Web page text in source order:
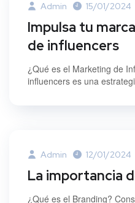
Admin 15/01/2024
Impulsa tu
de influencers
¿Qué es el Marketing de
influencers es una
Admin 12/01/2024
La importancia
¿Qué es el Branding?